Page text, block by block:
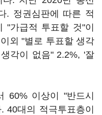
. 정권심판에 따른 적
"가급적 투표할 것"이
외 "별로 투표할 생각
각이 없음" 2.2%, '잘
60% 이상이 "반드시
40대의 적극투표층이